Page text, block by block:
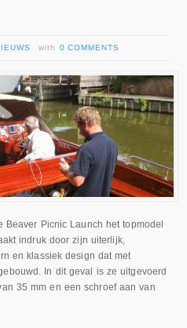
with0 COMMENTS
Picnic Launch het topmodel
indruk door zijn uiterlijk,
en klassiek design dat met
In dit geval is ze uitgevoerd
35 mm en een schroef aan van